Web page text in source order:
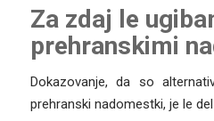
Za zdaj le
prehranskimi
Dokazovanje, da so
prehranski nadomestki, je le